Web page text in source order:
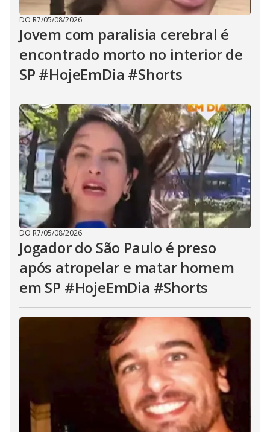
DO R7/05/08/2026
Jovem com paralisia cerebral é
encontrado morto no interior de
SP #HojeEmDia #Shorts
DO R7/05/08/2026
Jogador do São Paulo é preso
após atropelar e matar homem
em SP #HojeEmDia #Shorts